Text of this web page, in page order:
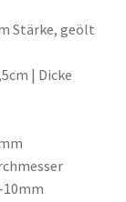
Stärke, geölt
| Dicke
10mm